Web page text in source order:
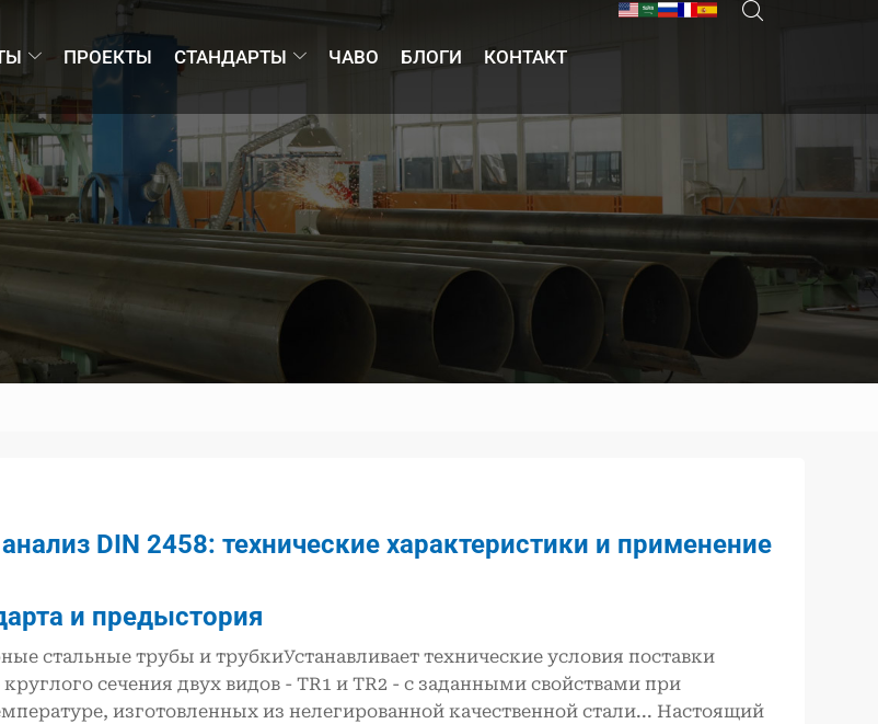
ПРОЕКТЫ СТАНДАРТЫ ЧАВО БЛОГИ КОНТАКТ
DIN 2458: технические характеристики и применение
и предыстория
стальные трубы и трубкиУстанавливает технические условия поставки
сечения двух видов - TR1 и TR2 - с заданными свойствами при
изготовленных из нелегированной качественной стали... Настоящий